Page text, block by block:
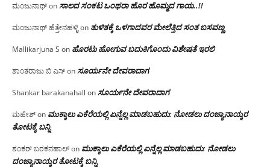
ಮಂಜುನಾಥ್onಸಾಲದ ಸಂಕಟ ಒಂಥರಾ ಹೊರ ಹೊಮ್ಮದ ಗಾಯ..!!
ಮಂಜುನಾಥ್ ಹೆತ್ತೇನಹಳ್ಳಿon ತುಳಿತಕ್ಕೆ ಒಳಗಾದವರ ಮೇಲೆತ್ತಿದ ಸಂತ ಬಸವಣ್ಣ
Mallikarjuna S on ಹೊರಟು ಹೋಗುವ ಬದುಕಿಗೊಂದು ವಿಶೇಷತೆ ಇರಲಿ
ಶಾಂತರಾಜು ಬಿ ಎಸ್onಸೂರ್ಯನೇ ದೇವರಾದಾಗ
Shankar barakanahall onಸೂರ್ಯನೇ ದೇವರಾದಾಗ
ಮಹೇಶ್on ಮುಕ್ಕಾಲು ಎಕೆರೆಯಲ್ಲಿ ಏನ್ನೆಲ್ಲ‌ ಮಾಡಬಹುದು: ನೋಡಲು ದಂಜ್ಯಾನಾಯ್ಕರ
ತೋಟಕ್ಕೆ ಬನ್ನಿ
ಶಂಕರ್ ಬರಕನಹಾಲ್on ಮುಕ್ಕಾಲು ಎಕೆರೆಯಲ್ಲಿ ಏನ್ನೆಲ್ಲ‌ ಮಾಡಬಹುದು: ನೋಡಲು
ದಂಜ್ಯಾನಾಯ್ಕರ ತೋಟಕ್ಕೆ ಬನ್ನಿ